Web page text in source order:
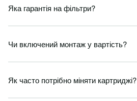
Яка гарантія на фільтри?
Чи включений монтаж у вартість?
Як часто потрібно міняти картриджі?